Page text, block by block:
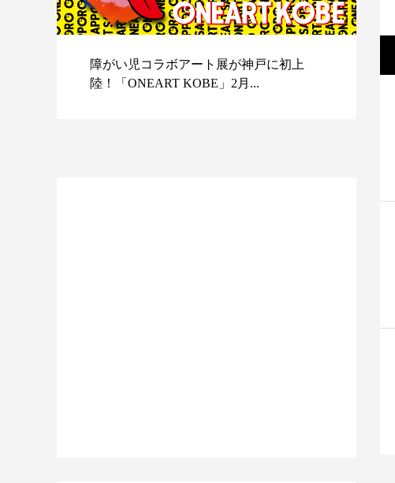
障がい児コラボアート展が神戸に初上
陸！「ONEART KOBE」2月...